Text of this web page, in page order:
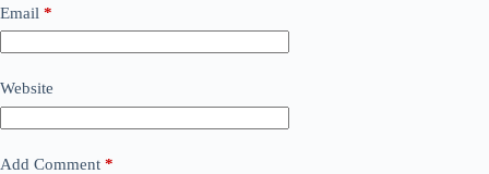
Email *
Website
Add Comment *